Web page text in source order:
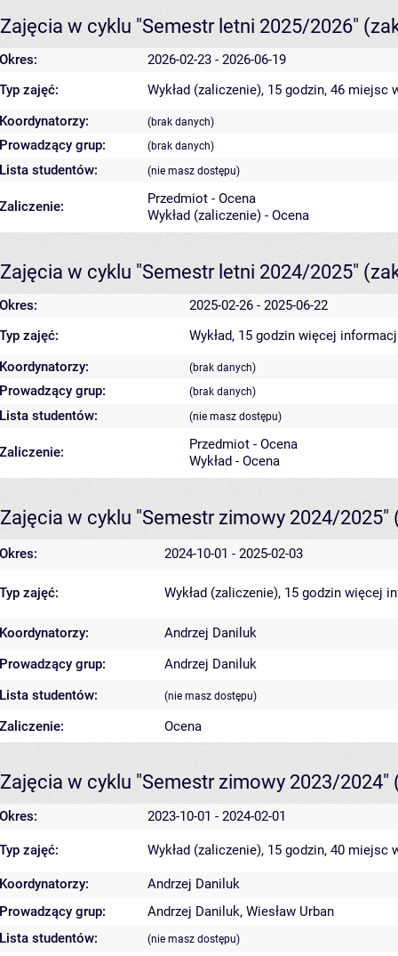
Zajęcia w cyklu "Semestr letni 2025/2026"
Okres:
2026-02-23 - 2026-06-19
Typ zajęć:
Wykład (zaliczenie), 15 godzin, 46 miejsc
Koordynatorzy:
(brak danych)
Prowadzący grup: (brak danych)
Lista studentów: (nie masz dostępu)
Zaliczenie:
Przedmiot - Ocena
Wykład (zaliczenie) - Ocena
Zajęcia w cyklu "Semestr letni 2024/2025"
Okres:
2025-02-26 - 2025-06-22
Typ zajęć:
Wykład, 15 godzin więcej
Koordynatorzy:
(brak danych)
Prowadzący grup: (brak danych)
Lista studentów: (nie masz dostępu)
Zaliczenie:
Przedmiot - Ocena
Wykład - Ocena
Zajęcia w cyklu "Semestr zimowy 2024/2025"
Okres: 2024-10-01 - 2025-02-03
Typ zajęć: Wykład (zaliczenie), 15 godzin więcej
Koordynatorzy:
Andrzej Daniluk
Prowadzący grup:
Andrzej Daniluk
Lista studentów:
(nie masz dostępu)
Zaliczenie: Ocena
Zajęcia w cyklu "Semestr zimowy 2023/2024"
Okres: 2023-10-01 - 2024-02-01
Typ zajęć: Wykład (zaliczenie), 15 godzin, 40 miejsc
Koordynatorzy:
Andrzej Daniluk
Prowadzący grup:
Andrzej Daniluk, Wiesław Urban
Lista studentów:
(nie masz dostępu)